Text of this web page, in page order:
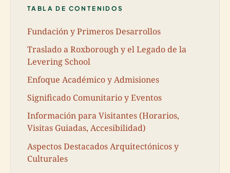
TABLA DE CONTENIDOS
Fundación y Primeros Desarrollos
Traslado a Roxborough y el Legado de la
Levering School
Enfoque Académico y Admisiones
Significado Comunitario y Eventos
Información para Visitantes (Horarios,
Visitas Guiadas, Accesibilidad)
Aspectos Destacados Arquitectónicos y
Culturales